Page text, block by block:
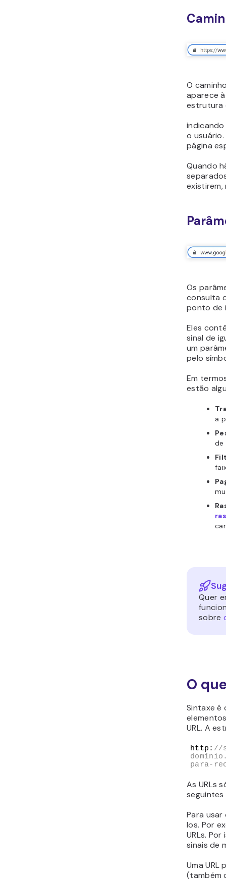
O
aparece
estrutura
o
página
Quando
existirem,
Os
consulta
ponto de
Eles
sinal de
um
pelo
Em
estão
a
de
Quer
sobre
O
Sintaxe é
URL. A
http: //
para-
As URLs
seguintes
Para
los. Por
URLs.
sinais de
Uma URL
(também